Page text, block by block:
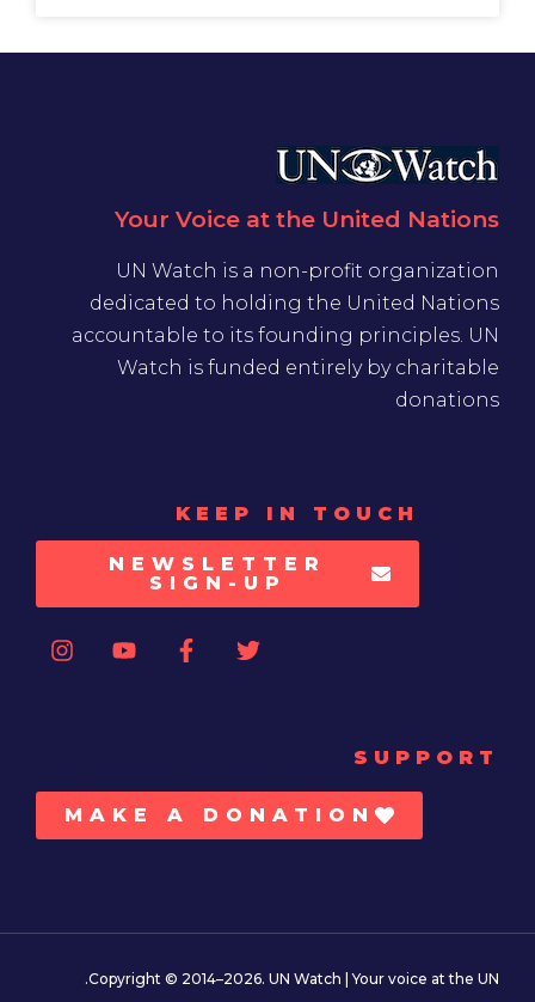
Your Voice at the United Nations
UN Watch is a non-profit organization
dedicated to holding the United Nations
accountable to its founding principles. UN
Watch is funded entirely by charitable
donations
KEEP IN TOUCH
NEWSLETTER
SIGN-UP
SUPPORT
MAKE A DONATION
Copyright © 2014–2026. UN Watch | Your voice at the UN.